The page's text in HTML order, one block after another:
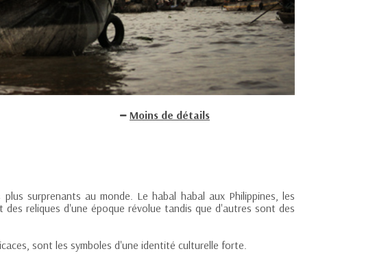
Moins de détails
surprenants au monde. Le habal habal aux Philippines, les
reliques d'une époque révolue tandis que d'autres sont des
sont les symboles d'une identité culturelle forte.